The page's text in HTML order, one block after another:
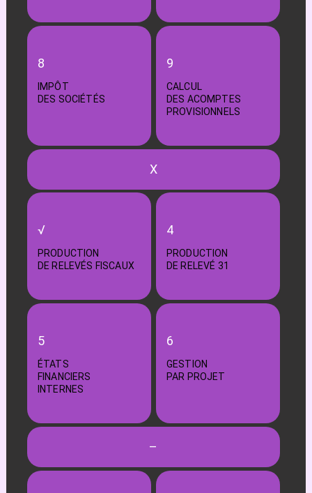
8
IMPÔT
DES SOCIÉTÉS
9
CALCUL
DES ACOMPTES
PROVISIONNELS
X
√
PRODUCTION
DE RELEVÉS FISCAUX
4
PRODUCTION
DE RELEVÉ 31
5
ÉTATS
FINANCIERS
INTERNES
6
GESTION
PAR PROJET
–